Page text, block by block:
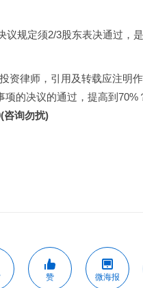
规定须2/3股东表决通过，
资律师，引用及转载应注明作
的决议的通过，提高到70%
咨询勿扰)
赞 微海报